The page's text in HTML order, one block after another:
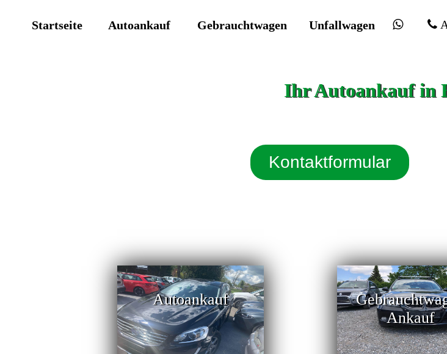
Startseite Autoankauf Gebrauchtwagen Unfallwagen
Ihr Autoankauf in
Kontaktformular
Autoankauf
Ankauf